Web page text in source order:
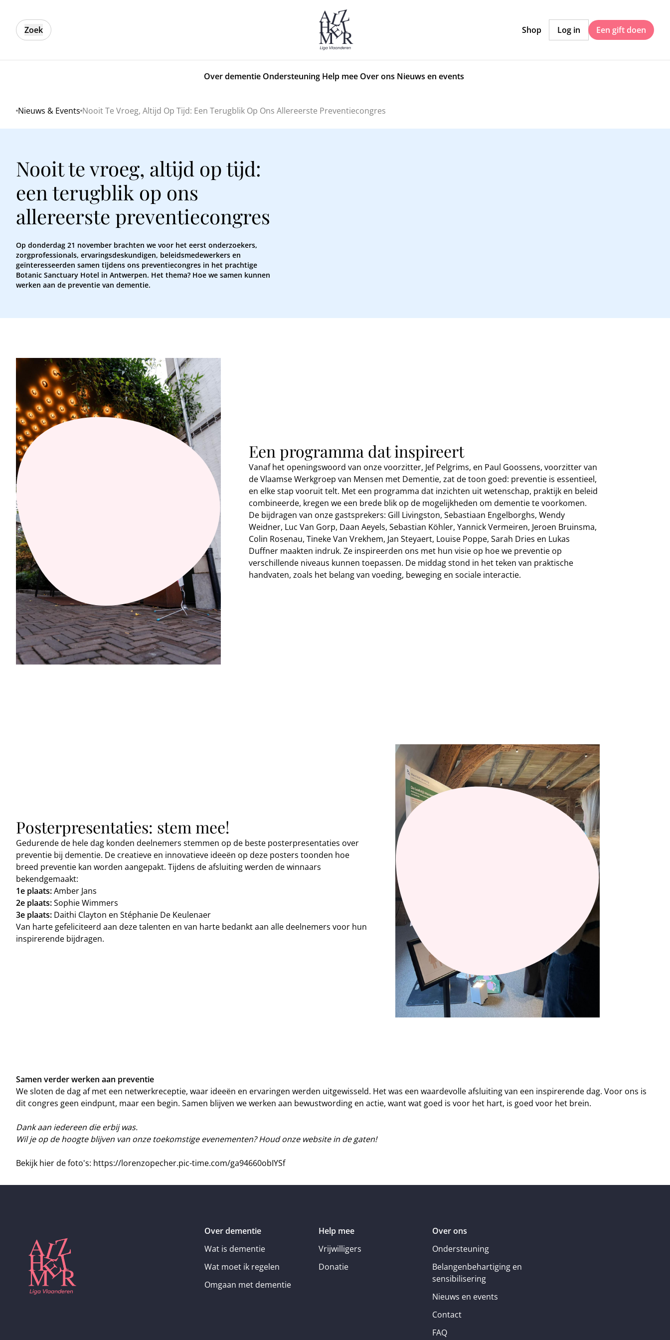
Zoek Shop Log in Een gift doen
Over dementie Ondersteuning Help mee Over ons Nieuws en events
Home
Nieuws & Events Nooit Te Vroeg, Altijd Op Tijd: Een Terugblik Op Ons Allereerste Preventiecongres
Nooit te vroeg, altijd op tijd:
een terugblik op ons
allereerste preventiecongres
Op donderdag 21 november brachten we voor het eerst onderzoekers,
zorgprofessionals, ervaringsdeskundigen, beleidsmedewerkers en
geïnteresseerden samen tijdens ons preventiecongres in het prachtige
Botanic Sanctuary Hotel in Antwerpen. Het thema? Hoe we samen kunnen
werken aan de preventie van dementie.
Een programma dat inspireert
Vanaf het openingswoord van onze voorzitter, Jef Pelgrims, en Paul Goossens, voorzitter van
de Vlaamse Werkgroep van Mensen met Dementie, zat de toon goed: preventie is essentieel,
en elke stap vooruit telt. Met een programma dat inzichten uit wetenschap, praktijk en beleid
combineerde, kregen we een brede blik op de mogelijkheden om dementie te voorkomen.
De bijdragen van onze gastsprekers: Gill Livingston, Sebastiaan Engelborghs, Wendy
Weidner, Luc Van Gorp, Daan Aeyels, Sebastian Köhler, Yannick Vermeiren, Jeroen Bruinsma,
Colin Rosenau, Tineke Van Vrekhem, Jan Steyaert, Louise Poppe, Sarah Dries en Lukas
Duffner maakten indruk. Ze inspireerden ons met hun visie op hoe we preventie op
verschillende niveaus kunnen toepassen. De middag stond in het teken van praktische
handvaten, zoals het belang van voeding, beweging en sociale interactie.
Posterpresentaties: stem mee!
Gedurende de hele dag konden deelnemers stemmen op de beste posterpresentaties over
preventie bij dementie. De creatieve en innovatieve ideeën op deze posters toonden hoe
breed preventie kan worden aangepakt. Tijdens de afsluiting werden de winnaars
bekendgemaakt:
1e plaats:Amber Jans
2e plaats:Sophie Wimmers
3e plaats: Daithi Clayton en Stéphanie De Keulenaer
Van harte gefeliciteerd aan deze talenten en van harte bedankt aan alle deelnemers voor hun
inspirerende bijdragen.
Samen verder werken aan preventie
We sloten de dag af met een netwerkreceptie, waar ideeën en ervaringen werden uitgewisseld. Het was een waardevolle afsluiting van een inspirerende dag. Voor ons is
dit congres geen eindpunt, maar een begin. Samen blijven we werken aan bewustwording en actie, want wat goed is voor het hart, is goed voor het brein.
Dank aan iedereen die erbij was.
Wil je op de hoogte blijven van onze toekomstige evenementen? Houd onze website in de gaten!
Bekijk hier de foto's: https://lorenzopecher.pic-time.com/ga94660obIYSf
Over dementie
Wat is dementie
Wat moet ik regelen
Omgaan met dementie
Help mee
Vrijwilligers
Donatie
Over ons
Ondersteuning
Belangenbehartiging en
sensibilisering
Nieuws en events
Contact
FAQ